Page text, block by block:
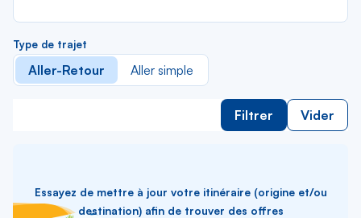
Type de trajet
Aller-Retour Aller simple
Filtrer Vider
Essayez de mettre à jour votre itinéraire (origine et/ou
destination) afin de trouver des offres